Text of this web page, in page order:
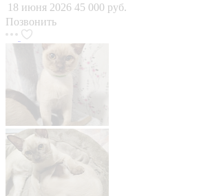
18 июня 2026 45 000 руб.
Позвонить